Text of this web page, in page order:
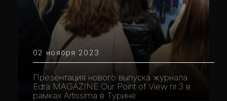
02 ноября 2023
Презентация нового выпуска журнала
Edra MAGAZINE Our Point of View nr.3 в
рамках Artissima в Турине